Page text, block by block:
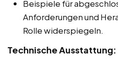
Beispiele für
Anforderungen und
Rolle widerspiegeln.
Technische Ausstattung: